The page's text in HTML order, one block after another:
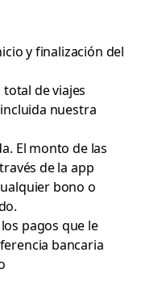
y finalización del
total de viajes
nuestra
El monto de las
de la app
bono o
pagos que le
bancaria